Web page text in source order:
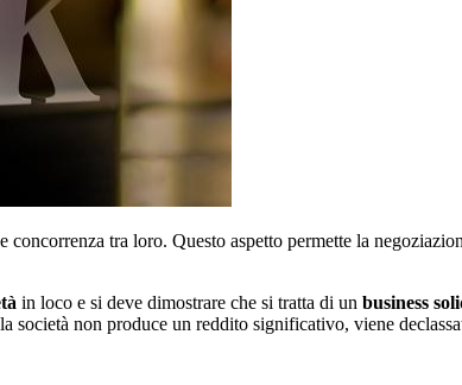
concorrenza tra loro. Questo aspetto permette la
in loco e si deve dimostrare che si tratta di un business
società non produce un reddito significativo, viene